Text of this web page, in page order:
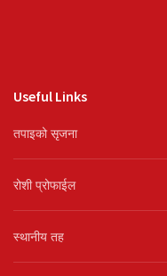
Useful Links
तपाइको सृजना
रोशी प्रोफाईल
स्थानीय तह